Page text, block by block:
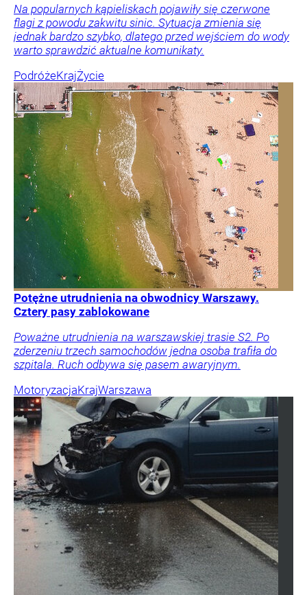
Na popularnych kąpieliskach pojawiły się czerwone
flagi z powodu zakwitu sinic. Sytuacja zmienia się
jednak bardzo szybko, dlatego przed wejściem do wody
warto sprawdzić aktualne komunikaty.
PodróżeKrajŻycie
Potężne utrudnienia na obwodnicy Warszawy.
Cztery pasy zablokowane
Poważne utrudnienia na warszawskiej trasie S2. Po
zderzeniu trzech samochodów jedna osoba trafiła do
szpitala. Ruch odbywa się pasem awaryjnym.
MotoryzacjaKrajWarszawa